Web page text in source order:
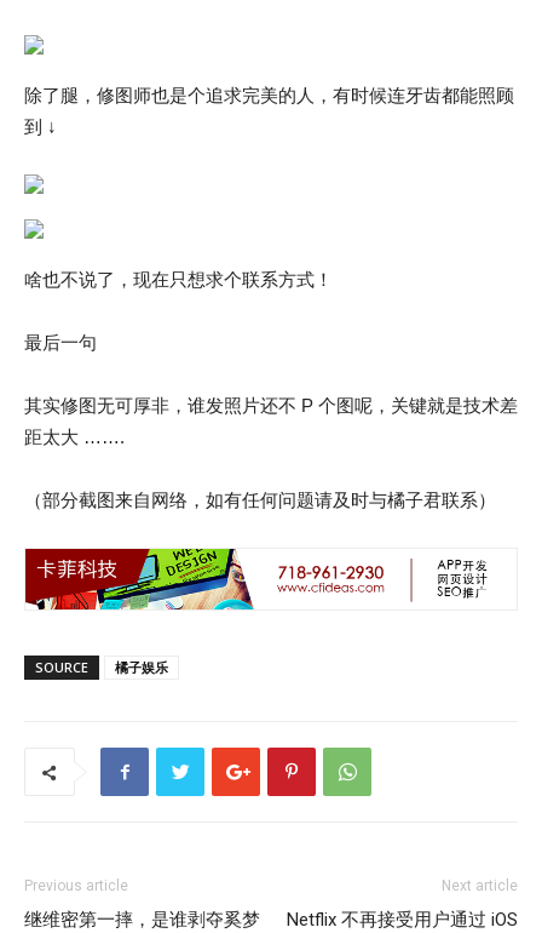
除了腿，修图师也是个追求完美的人，有时候连牙齿都能照顾
到 ↓
啥也不说了，现在只想求个联系方式！
最后一句
其实修图无可厚非，谁发照片还不 P 个图呢，关键就是技术差
距太大 …….
（部分截图来自网络，如有任何问题请及时与橘子君联系）
SOURCE 橘子娱乐
Previous article
继维密第一摔，是谁剥夺奚梦
Next article
Netflix 不再接受用户通过 iOS